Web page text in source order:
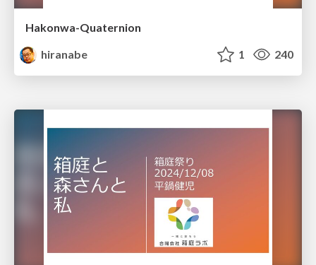
Hakonwa-Quaternion
hiranabe
1 240